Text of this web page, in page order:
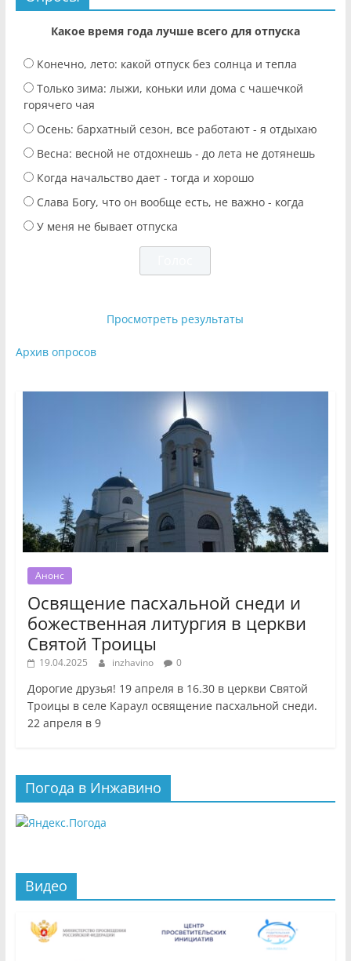
Какое время года лучше всего для отпуска
Конечно, лето: какой отпуск без солнца и тепла
Только зима: лыжи, коньки или дома с чашечкой
горячего чая
Осень: бархатный сезон, все работают - я отдыхаю
Весна: весной не отдохнешь - до лета не дотянешь
Когда начальство дает - тогда и хорошо
Слава Богу, что он вообще есть, не важно - когда
У меня не бывает отпуска
Просмотреть результаты
Архив опросов
Анонс
Освящение пасхальной снеди и
божественная литургия в церкви
Святой Троицы
19.04.2025 inzhavino 0
Дорогие друзья! 19 апреля в 16.30 в церкви Святой
Троицы в селе Караул освящение пасхальной снеди.
22 апреля в 9
Погода в Инжавино
Видео